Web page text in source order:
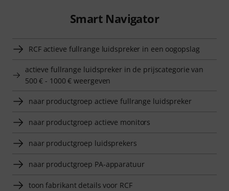
Smart Navigator
RCF actieve fullrange luidspreker in een oogopslag
actieve fullrange luidspreker in de prijscategorie van
500 € - 1000 € weergeven
naar productgroep actieve fullrange luidspreker
naar productgroep actieve monitors
naar productgroep luidsprekers
naar productgroep PA-apparatuur
toon fabrikant details voor RCF